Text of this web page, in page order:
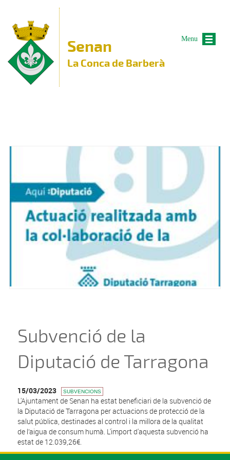
Senan
La Conca de Barberà
Subvenció de la
Diputació de Tarragona
15/03/2023 SUBVENCIONS
L'Ajuntament de Senan ha estat beneficiari de la subvenció de
la Diputació de Tarragona per actuacions de protecció de la
salut pública, destinades al control i la millora de la qualitat
de l’aigua de consum humà. L'import d'aquesta subvenció ha
estat de 12.039,26€.
Menu